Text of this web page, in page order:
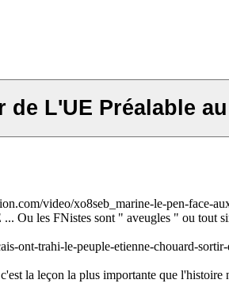
L'UE Préalable
video/xo8seb_marine-le-pen-face-
Ou les FNistes sont " aveugles " ou tout
ont-trahi-le-peuple-etienne-chouard-
la leçon la plus importante que l'histoire